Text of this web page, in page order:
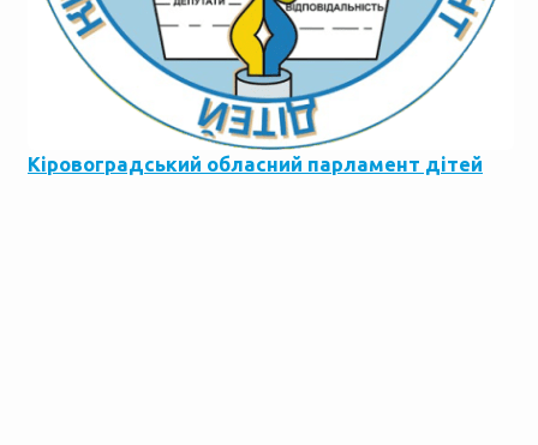
Кіровоградський обласний парламент дітей